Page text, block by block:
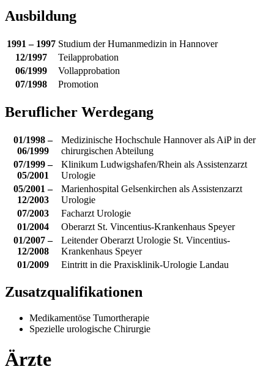
Ausbildung
1991 – 1997 Studium der Humanmedizin in Hannover
12/1997
Teilapprobation
06/1999
Vollapprobation
07/1998
Promotion
Beruflicher Werdegang
01/1998 –
06/1999
Medizinische Hochschule Hannover als AiP in der
chirurgischen Abteilung
07/1999 –
05/2001
Klinikum Ludwigshafen/Rhein als Assistenzarzt
Urologie
05/2001 –
12/2003
Marienhospital Gelsenkirchen als Assistenzarzt
Urologie
07/2003
Facharzt Urologie
01/2004
Oberarzt St. Vincentius-Krankenhaus Speyer
01/2007 –
12/2008
Leitender Oberarzt Urologie St. Vincentius-
Krankenhaus Speyer
01/2009
Eintritt in die Praxisklinik-Urologie Landau
Zusatzqualifikationen
Medikamentöse Tumortherapie
Spezielle urologische Chirurgie
Ärzte